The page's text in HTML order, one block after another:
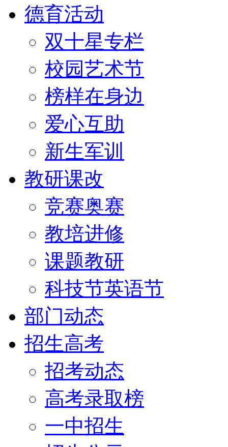
德育活动
双十星专栏
校园艺术节
榜样在身边
爱心互助
新生军训
教研课改
竞赛奥赛
教培进修
课题教研
科技节英语节
部门动态
招生高考
招考动态
高考录取榜
一中招生